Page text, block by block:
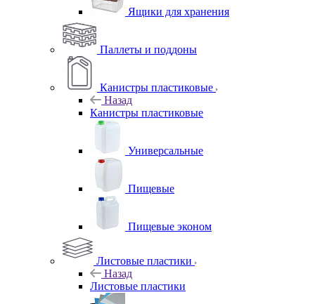
Ящики для хранения
Паллеты и поддоны
Канистры пластиковые
Назад
Канистры пластиковые
Универсальные
Пищевые
Пищевые эконом
Листовые пластики
Назад
Листовые пластики